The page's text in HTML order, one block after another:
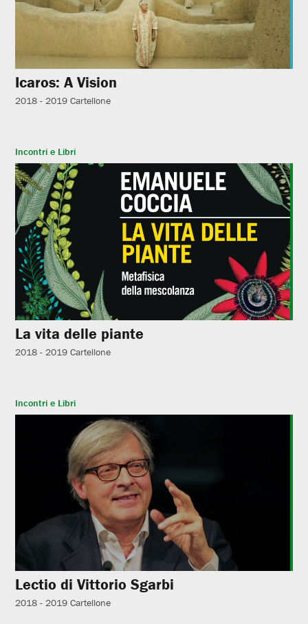
Icaros: A Vision
2018 - 2019 Cartellone
Incontri e Libri
La vita delle piante
2018 - 2019 Cartellone
Incontri e Libri
Lectio di Vittorio Sgarbi
2018 - 2019 Cartellone